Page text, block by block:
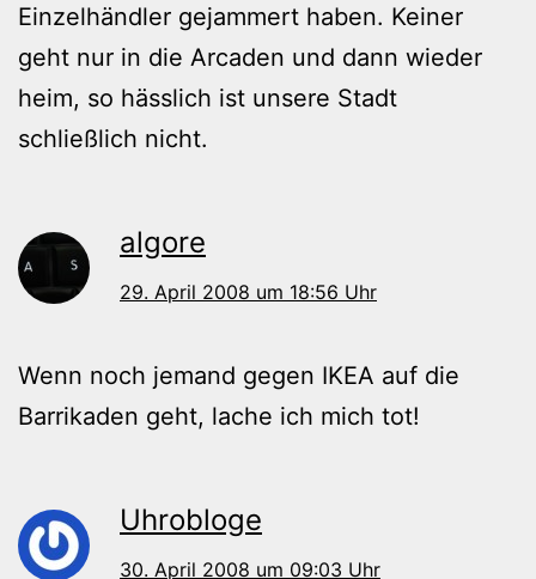
Einzelhändler gejammert haben. Keiner
geht nur in die Arcaden und dann wieder
heim, so hässlich ist unsere Stadt
schließlich nicht.
algore
29. April 2008 um 18:56 Uhr
Wenn noch jemand gegen IKEA auf die
Barrikaden geht, lache ich mich tot!
Uhrobloge
30. April 2008 um 09:03 Uhr